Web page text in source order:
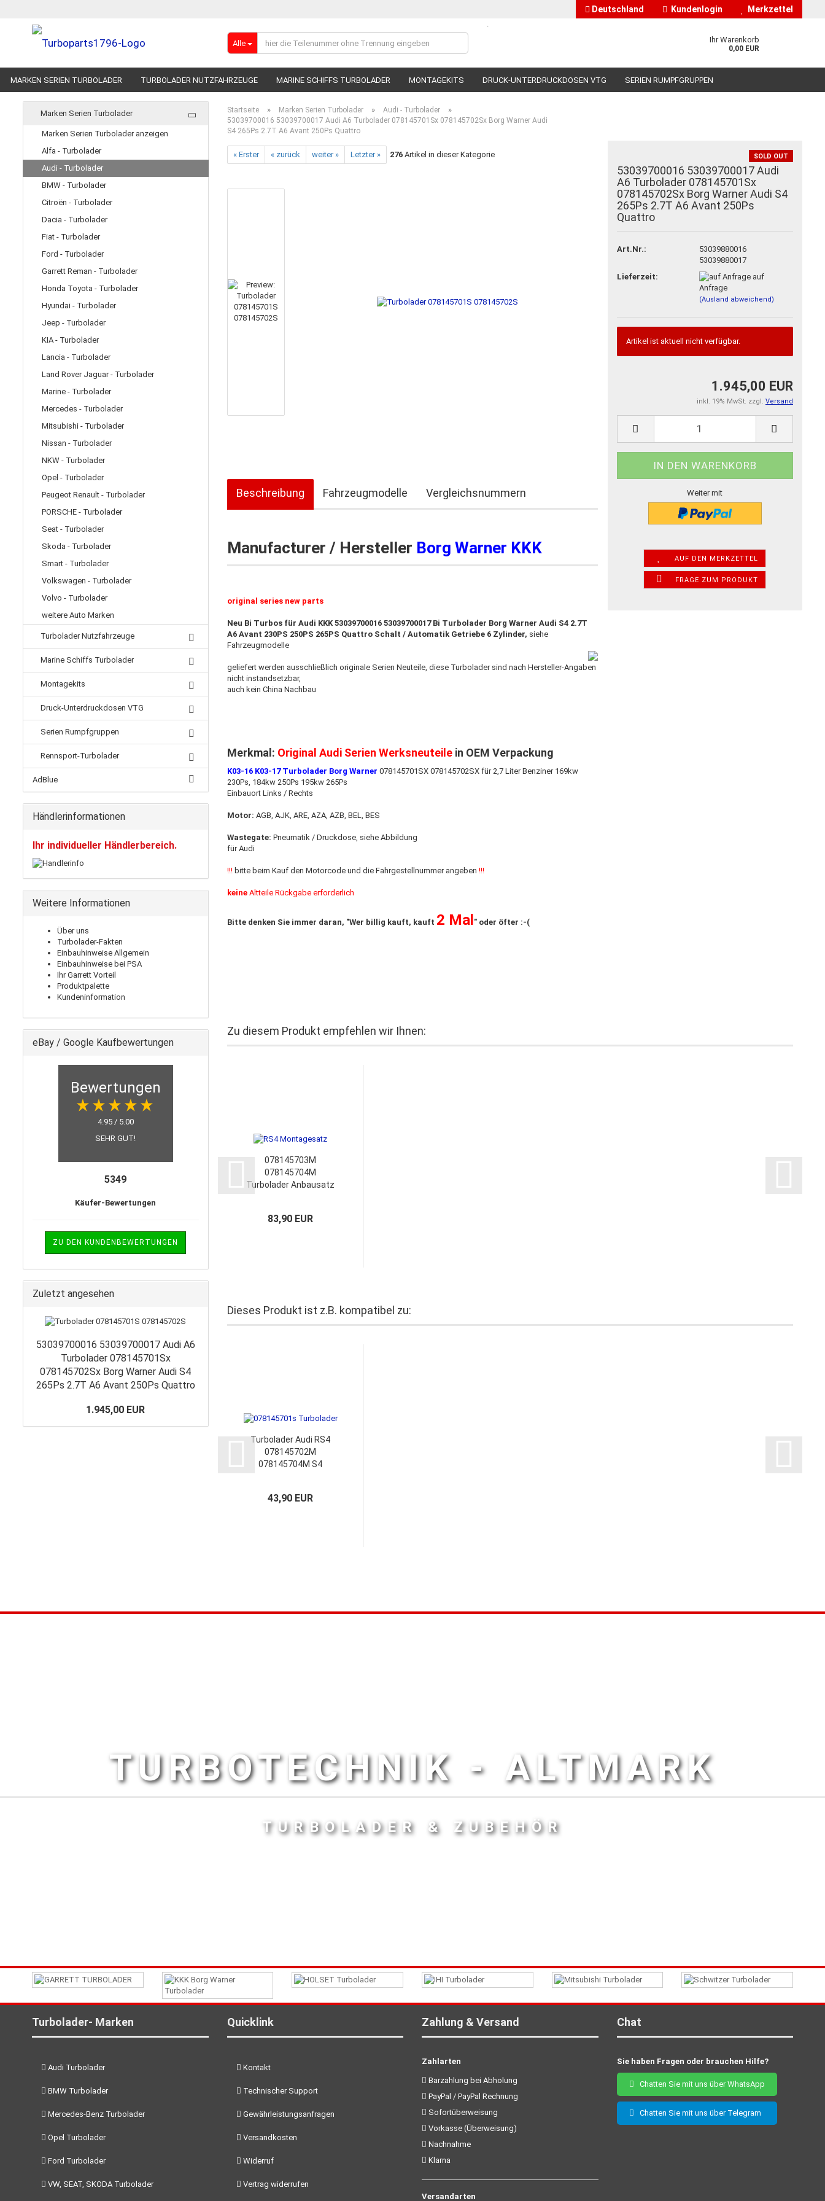
Deutschland
Lieferland
Kundenlogin
Passwort vergessen?
Merkzettel
Alle
.
Ihr Warenkorb
0,00 EUR
MARKEN SERIEN TURBOLADER TURBOLADER NUTZFAHRZEUGE MARINE SCHIFFS TURBOLADER MONTAGEKITS DRUCK-UNTERDRUCKDOSEN VTG SERIEN RUMPFGRUPPEN
Startseite » Marken Serien Turbolader » Audi - Turbolader »
53039700016 53039700017 Audi A6 Turbolader 078145701Sx 078145702Sx Borg Warner Audi
S4 265Ps 2.7T A6 Avant 250Ps Quattro
« Erster « zurück weiter » Letzter » 276Artikel in dieser Kategorie SOLD OUT
53039700016 53039700017 Audi
A6 Turbolader 078145701Sx
078145702Sx Borg Warner Audi S4
265Ps 2.7T A6 Avant 250Ps
Quattro
Art.Nr.:
53039880016
53039880017
Lieferzeit:
auf
Anfrage
(Ausland abweichend)
Artikel ist aktuell nicht verfügbar.
1.945,00 EUR
inkl. 19% MwSt. zzgl. Versand
Weiter mit
AUF DEN MERKZETTEL
FRAGE ZUM PRODUKT
Beschreibung Fahrzeugmodelle Vergleichsnummern
Manufacturer / Hersteller Borg Warner KKK
original series new parts​
Neu Bi Turbos für Audi KKK 53039700016 53039700017 Bi Turbolader Borg Warner Audi S4 2.7T
A6 Avant 230PS 250PS 265PS Quattro Schalt / Automatik Getriebe 6 Zylinder, siehe
Fahrzeugmodelle
geliefert werden ausschließlich originale Serien Neuteile, diese Turbolader sind nach Hersteller-Angaben
nicht instandsetzbar,
auch ​kein China Nachbau
Merkmal: Original Audi Serien Werksneuteile in OEM Verpackung
K03-16 K03-17 Turbolader Borg Warner 078145701SX 078145702SX für 2,7 Liter Benziner 169kw
230Ps, 184kw 250Ps 195kw 265Ps
Einbauort Links / Rechts
Motor: AGB, AJK, ARE, AZA, AZB, BEL, BES
Wastegate: Pneumatik / Druckdose, siehe Abbildung
für Audi
!!! bitte beim Kauf den Motorcode und die Fahrgestellnummer angeben !!!
keine Altteile Rückgabe erforderlich
Bitte denken Sie immer daran, "Wer billig kauft, kauft 2 Mal " oder öfter :-(
Zu diesem Produkt empfehlen wir Ihnen:
078145703M
078145704M
Turbolader Anbausatz
078145701S
83,90 EUR
Dieses Produkt ist z.B. kompatibel zu:
Turbolader Audi RS4
078145702M
078145704M S4
Montagesatz
43,90 EUR
Marken Serien Turbolader
Marken Serien Turbolader anzeigen
Alfa - Turbolader
Audi - Turbolader
BMW - Turbolader
Citroën - Turbolader
Dacia - Turbolader
Fiat - Turbolader
Ford - Turbolader
Garrett Reman - Turbolader
Honda Toyota - Turbolader
Hyundai - Turbolader
Jeep - Turbolader
KIA - Turbolader
Lancia - Turbolader
Land Rover Jaguar - Turbolader
Marine - Turbolader
Mercedes - Turbolader
Mitsubishi - Turbolader
Nissan - Turbolader
NKW - Turbolader
Opel - Turbolader
Peugeot Renault - Turbolader
PORSCHE - Turbolader
Seat - Turbolader
Skoda - Turbolader
Smart - Turbolader
Volkswagen - Turbolader
Volvo - Turbolader
weitere Auto Marken
Turbolader Nutzfahrzeuge
Marine Schiffs Turbolader
Montagekits
Druck-Unterdruckdosen VTG
Serien Rumpfgruppen
Rennsport-Turbolader
AdBlue
Händlerinformationen
Ihr individueller Händlerbereich.
Weitere Informationen
Über uns
Turbolader-Fakten
Einbauhinweise Allgemein
Einbauhinweise bei PSA
Ihr Garrett Vorteil
Produktpalette
Kundeninformation
eBay / Google Kaufbewertungen
Bewertungen
4.95 / 5.00
SEHR GUT!
5349
Käufer-Bewertungen
ZU DEN KUNDENBEWERTUNGEN
Zuletzt angesehen
53039700016 53039700017 Audi A6
Turbolader 078145701Sx
078145702Sx Borg Warner Audi S4
265Ps 2.7T A6 Avant 250Ps Quattro
1.945,00 EUR
TURBOTECHNIK - ALTMARK
TURBOLADER & ZUBEHÖR
Turbolader- Marken
Audi Turbolader
BMW Turbolader
Mercedes-Benz Turbolader
Opel Turbolader
Ford Turbolader
VW, SEAT, SKODA Turbolader
Quicklink
Kontakt
Technischer Support
Gewährleistungsanfragen
Versandkosten
Widerruf
Vertrag widerrufen
Zahlung & Versand
Zahlarten
Barzahlung bei Abholung
PayPal / PayPal Rechnung
Sofortüberweisung
Vorkasse (Überweisung)
Nachnahme
Klarna
Versandarten
Chat
Sie haben Fragen oder brauchen Hilfe?
Chatten Sie mit uns über WhatsApp
Chatten Sie mit uns über Telegram